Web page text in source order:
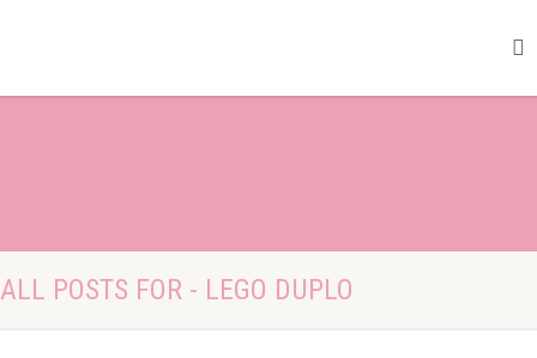
ALL POSTS FOR - LEGO DUPLO